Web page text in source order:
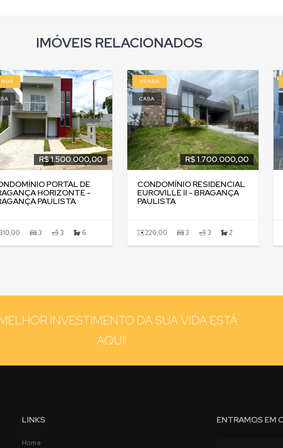
IMÓVEIS RELACIONADOS
VENDA
CASA
R$ 1.800.000,00
CONDOMÍNIO RESIDENCIAL
EUROVILLE II - BRAGANÇA
PAULISTA
222,50 3 4
VENDA
CASA
R$ 1.450.000,00
CONDOMÍNIO RESIDENCIAL
TERRAS DE SANTA CRUZ -
BRAGANÇA PAULISTA
231,00 3 4
INVESTIMENTO DA SUA VIDA ESTÁ
AQUI!
LINKS
Home
ENTRAMOS EM